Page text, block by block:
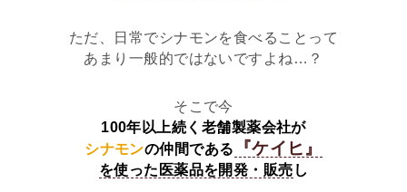
ただ、日常でシナモンを食べることって
あまり一般的ではないですよね…？
そこで今
100年以上続く老舗製薬会社が
シナモンの仲間である 『ケイヒ』
を使った医薬品を開発・販売 し